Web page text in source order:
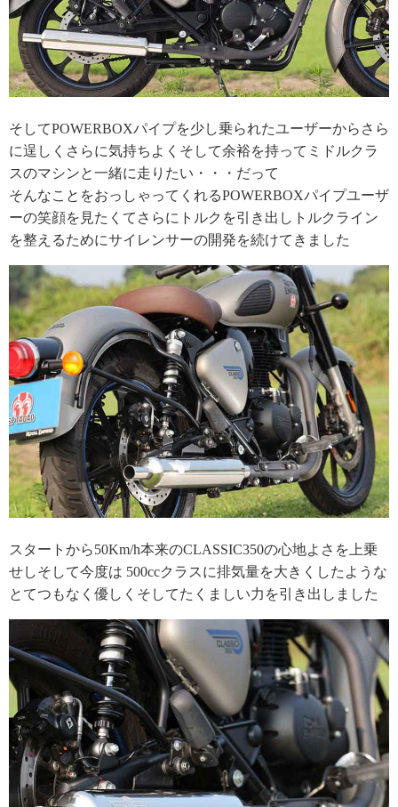
そしてPOWERBOXパイプを少し乗られたユーザーからさら
に逞しくさらに気持ちよくそして余裕を持ってミドルクラ
スのマシンと一緒に走りたい・・・だって
そんなことをおっしゃってくれるPOWERBOXパイプユーザ
ーの笑顔を見たくてさらにトルクを引き出しトルクライン
を整えるためにサイレンサーの開発を続けてきました
スタートから50Km/h本来のCLASSIC350の心地よさを上乗
せしそして今度は 500ccクラスに排気量を大きくしたような
とてつもなく優しくそしてたくましい力を引き出しました